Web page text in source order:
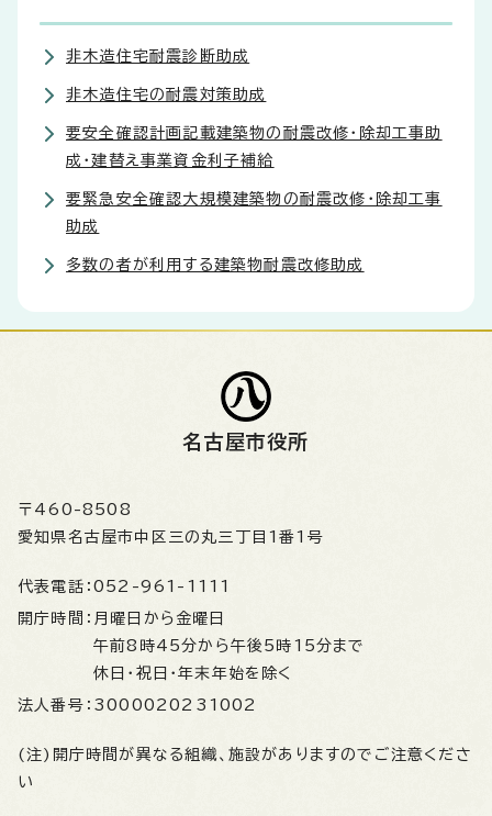
非木造住宅耐震診断助成
非木造住宅の耐震対策助成
要安全確認計画記載建築物の耐震改修・除却工事助
成・建替え事業資金利子補給
要緊急安全確認大規模建築物の耐震改修・除却工事
助成
多数の者が利用する建築物耐震改修助成
名古屋市役所
〒460-8508
愛知県名古屋市中区三の丸三丁目1番1号
代表電話： 052-961-1111
開庁時間： 月曜日から金曜日
午前8時45分から午後5時15分まで
休日・祝日・年末年始を除く
法人番号： 3000020231002
(注)開庁時間が異なる組織、施設がありますのでご注意くださ
い